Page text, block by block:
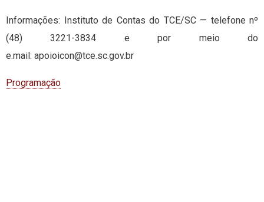
Informações: Instituto de Contas do TCE/SC — telefone nº
(48) 3221-3834 e por meio do
e.mail: apoioicon@tce.sc.gov.br
Programação